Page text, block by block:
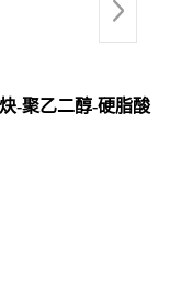
-聚乙二醇-硬脂酸